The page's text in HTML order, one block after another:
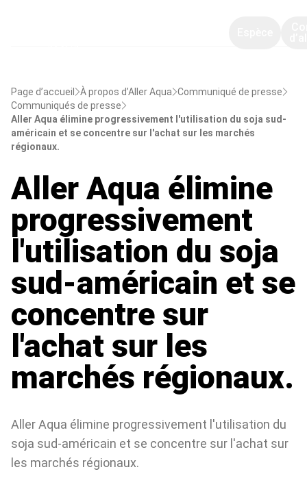
Page d’accueil À propos d’Aller Aqua Communiqué de presse
Communiqués de presse
Aller Aqua élimine progressivement l'utilisation du soja sud-
américain et se concentre sur l'achat sur les marchés
régionaux.
Aller Aqua élimine
progressivement
l'utilisation du soja
sud-américain et se
concentre sur
l'achat sur les
marchés régionaux.
Aller Aqua élimine progressivement l'utilisation du
soja sud-américain et se concentre sur l'achat sur
les marchés régionaux.